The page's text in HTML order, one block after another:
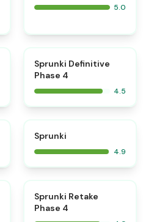
5.0
Sprunki Definitive
Phase 4
4.5
Sprunki
4.9
Sprunki Retake
Phase 4